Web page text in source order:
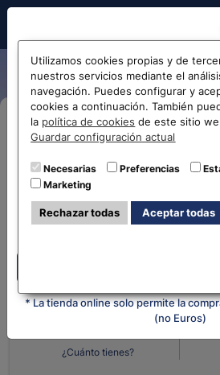
Hola!
Antes de acceder
la web...
Selecciona tu
cercana
* La tienda online solo permite la
(no Euros)
Compra Online
Despliega y selecciona tu
¿Qué moneda tienes?
Cantidad en
¿Cuánto tienes?
Utilizamos cookies propias y de
nuestros servicios mediante el
navegación. Puedes configurar y
cookies a continuación. También
la política de cookies de este sitio
Guardar configuración actual
Necesarias Preferencias
Marketing
Rechazar todas Aceptar todas